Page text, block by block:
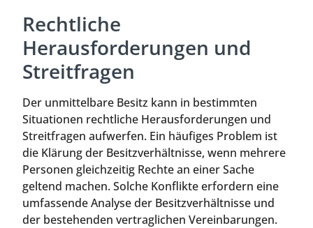
Rechtliche
Herausforderungen und
Streitfragen
Der unmittelbare Besitz kann in bestimmten
Situationen rechtliche Herausforderungen und
Streitfragen aufwerfen. Ein häufiges Problem ist
die Klärung der Besitzverhältnisse, wenn mehrere
Personen gleichzeitig Rechte an einer Sache
geltend machen. Solche Konflikte erfordern eine
umfassende Analyse der Besitzverhältnisse und
der bestehenden vertraglichen Vereinbarungen.